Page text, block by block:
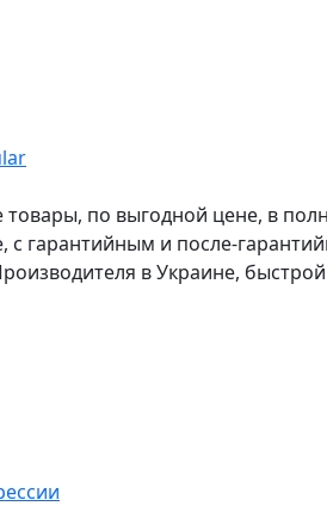
по выгодной цене, в
с гарантийным и после-
в Украине,